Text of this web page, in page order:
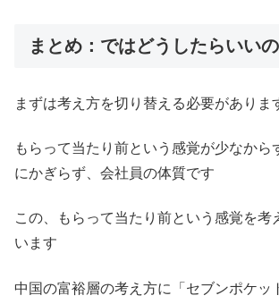
まとめ：ではどうしたらいい
まずは考え方を切り替える必要がありま
もらって当たり前という感覚が少なから
にかぎらず、会社員の体質です
この、もらって当たり前という感覚を考
います
中国の富裕層の考え方に「セブンポケッ